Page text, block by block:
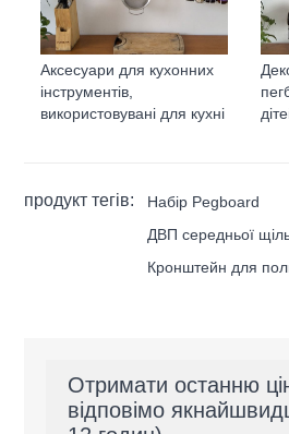
Аксесуари для кухонних
інструментів,
використовувані для кухні
продукт тегів:
Набір Pegboard
ДВП середньої
Кронштейн для
Отримати останню
відповімо